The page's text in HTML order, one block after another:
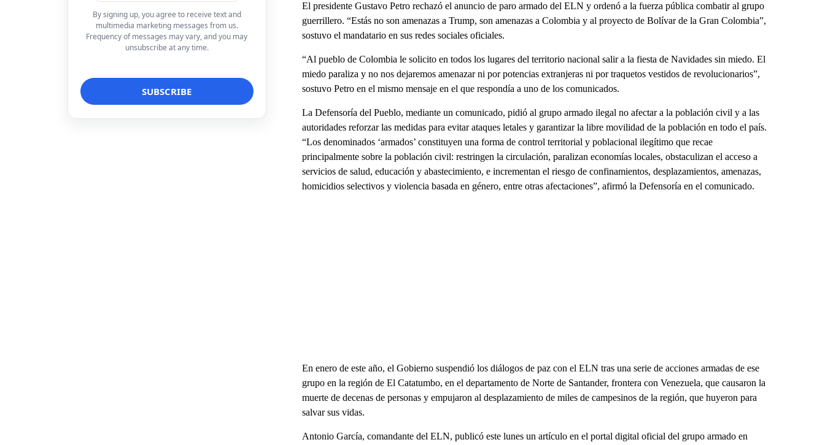
By signing up, you agree to receive text and
multimedia marketing messages from us.
Frequency of messages may vary, and you may
unsubscribe at any time.
El presidente Gustavo Petro rechazó el anuncio de paro armado del ELN y ordenó a la fuerza pública combatir al grupo
guerrillero. “Estás no son amenazas a Trump, son amenazas a Colombia y al proyecto de Bolívar de la Gran Colombia”,
sostuvo el mandatario en sus redes sociales oficiales.
“Al pueblo de Colombia le solicito en todos los lugares del territorio nacional salir a la fiesta de Navidades sin miedo. El
miedo paraliza y no nos dejaremos amenazar ni por potencias extranjeras ni por traquetos vestidos de revolucionarios”,
sostuvo Petro en el mismo mensaje en el que respondía a uno de los comunicados.
La Defensoría del Pueblo, mediante un comunicado, pidió al grupo armado ilegal no afectar a la población civil y a las
autoridades reforzar las medidas para evitar ataques letales y garantizar la libre movilidad de la población en todo el país.
“Los denominados ‘armados’ constituyen una forma de control territorial y poblacional ilegítimo que recae
principalmente sobre la población civil: restringen la circulación, paralizan economías locales, obstaculizan el acceso a
servicios de salud, educación y abastecimiento, e incrementan el riesgo de confinamientos, desplazamientos, amenazas,
homicidios selectivos y violencia basada en género, entre otras afectaciones”, afirmó la Defensoría en el comunicado.
En enero de este año, el Gobierno suspendió los diálogos de paz con el ELN tras una serie de acciones armadas de ese
grupo en la región de El Catatumbo, en el departamento de Norte de Santander, frontera con Venezuela, que causaron la
muerte de decenas de personas y empujaron al desplazamiento de miles de campesinos de la región, que huyeron para
salvar sus vidas.
Antonio García, comandante del ELN, publicó este lunes un artículo en el portal digital oficial del grupo armado en